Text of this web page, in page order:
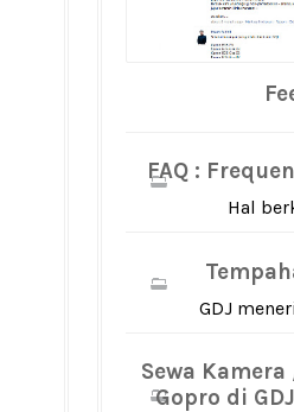
FAQ :
Hal
GDJ
Sewa
Gopro di